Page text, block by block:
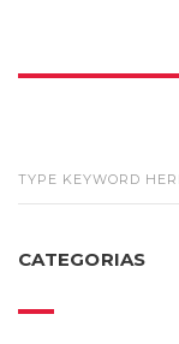
CATEGORIAS